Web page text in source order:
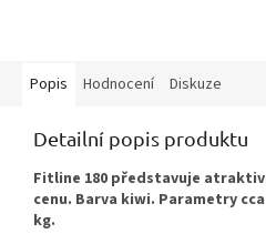
Popis Hodnocení Diskuze
Detailní popis produktu
Fitline 180 představuje
cenu. Barva kiwi. Parametry cca
kg.